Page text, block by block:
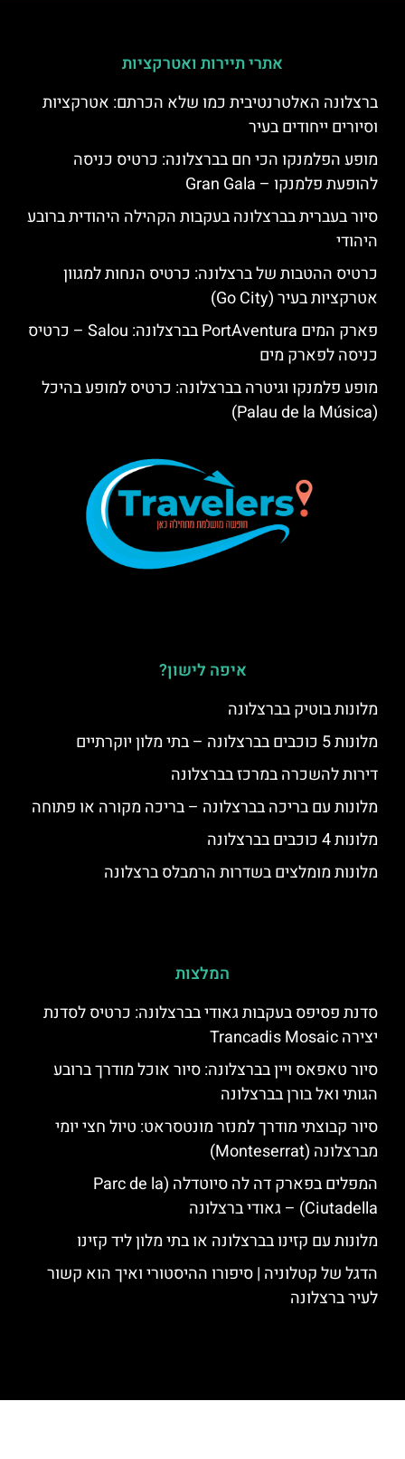
אתרי תיירות ואטרקציות
ברצלונה האלטרנטיבית כמו שלא הכרתם: אטרקציות
וסיורים ייחודים בעיר
מופע הפלמנקו הכי חם בברצלונה: כרטיס כניסה
להופעת פלמנקו – Gran Gala
סיור בעברית בברצלונה בעקבות הקהילה היהודית ברובע
היהודי
כרטיס ההטבות של ברצלונה: כרטיס הנחות למגוון
אטרקציות בעיר (Go City)
פארק המים PortAventura בברצלונה: Salou – כרטיס
כניסה לפארק מים
מופע פלמנקו וגיטרה בברצלונה: כרטיס למופע בהיכל
(Palau de la Música)
איפה לישון?
מלונות בוטיק בברצלונה
מלונות 5 כוכבים בברצלונה – בתי מלון יוקרתיים
דירות להשכרה במרכז בברצלונה
מלונות עם בריכה בברצלונה – בריכה מקורה או פתוחה
מלונות 4 כוכבים בברצלונה
מלונות מומלצים בשדרות הרמבלס ברצלונה
המלצות
סדנת פסיפס בעקבות גאודי בברצלונה: כרטיס לסדנת
יצירה Trancadis Mosaic
סיור טאפאס ויין בברצלונה: סיור אוכל מודרך ברובע
הגותי ואל בורן בברצלונה
סיור קבוצתי מודרך למנזר מונטסראט: טיול חצי יומי
מברצלונה (Monteserrat)
המפלים בפארק דה לה סיוטדלה (Parc de la
Ciutadella) – גאודי ברצלונה
מלונות עם קזינו בברצלונה או בתי מלון ליד קזינו
הדגל של קטלוניה | סיפורו ההיסטורי ואיך הוא קשור
לעיר ברצלונה